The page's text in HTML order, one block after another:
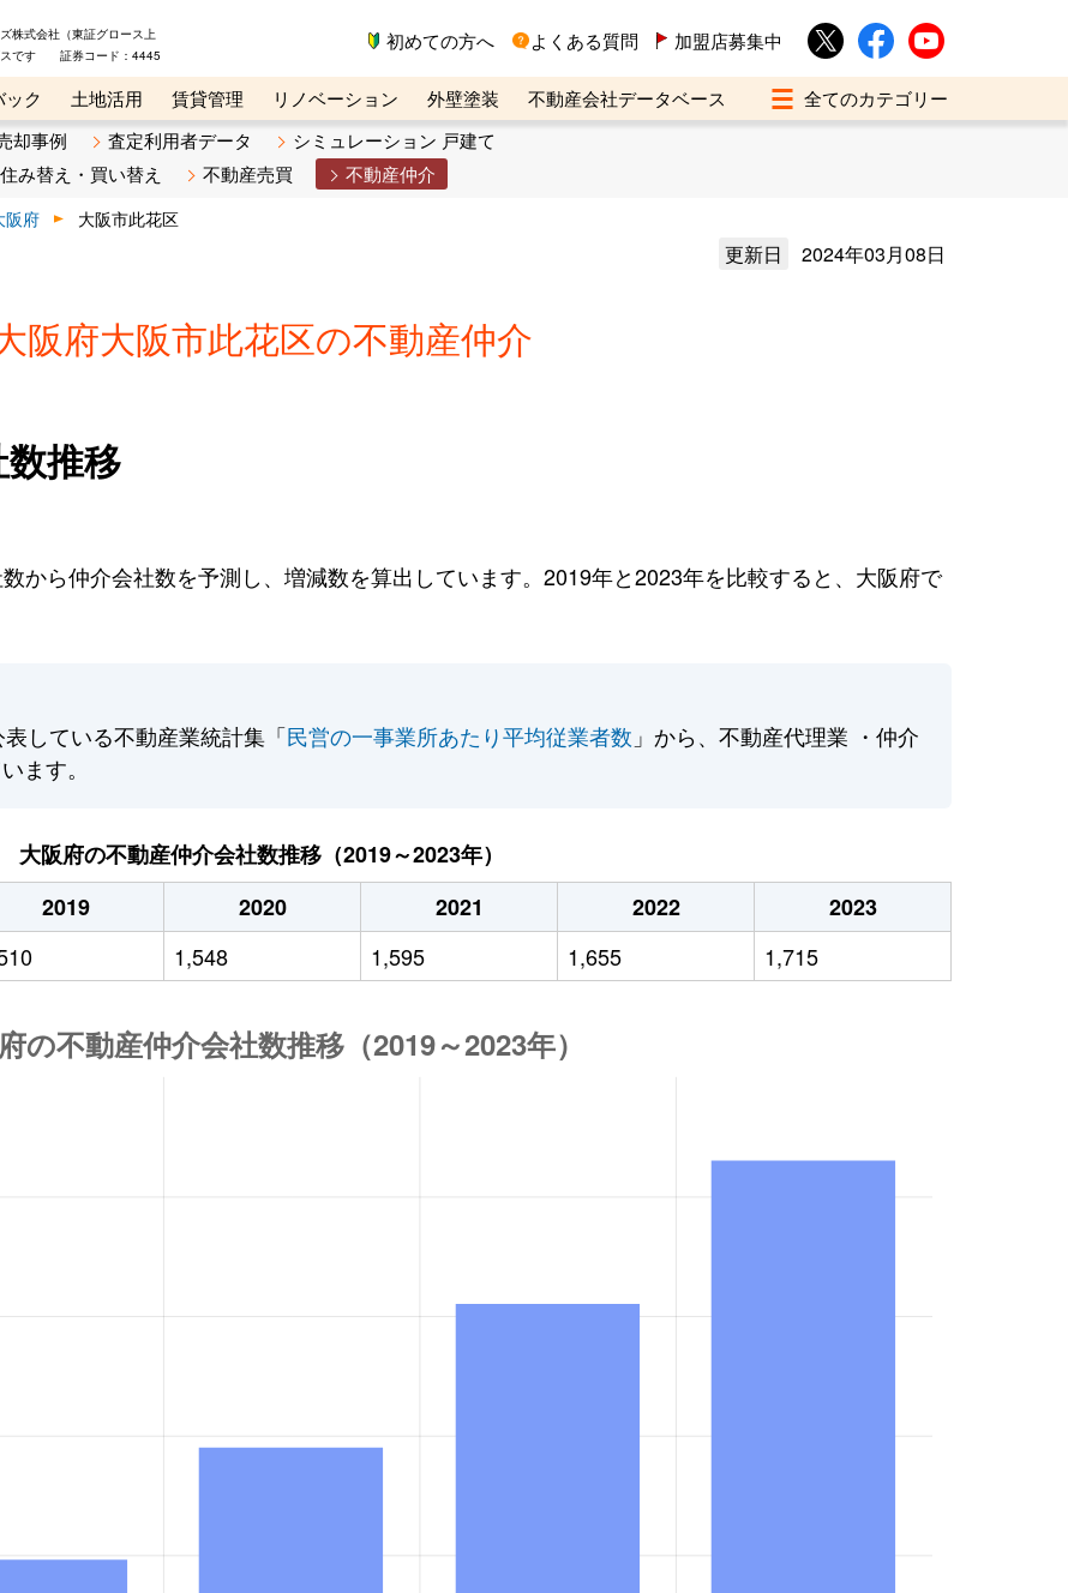
株式会社（東証グロース上
スです 証券コード：4445
初めての方へ よくある質問 加盟店募集中
ック 土地活用 賃貸管理 リノベーション 外壁塗装
不動産会社データベース
イン講座 リビンマガジンBiz 不動産売却ご相談デスク
却事例 査定利用者データ
シミュレーション 戸建て
住み替え・買い替え 不動産売買 不動産仲介
阪府 大阪市此花区
更新日 2024年03月08日
阪府大阪市此花区の不動産仲介
推移
から仲介会社数を予測し、増減数を算出しています。2019年と2023年を比較すると、大阪府で
している不動産業統計集「民営の一事業所あたり平均従業者数 」から、不動産代理業 ・仲介
ます。
大阪府の不動産仲介会社数推移（2019～2023年）
2019 2020 2021 2022
2023
1,548 1,595 1,655 1,715